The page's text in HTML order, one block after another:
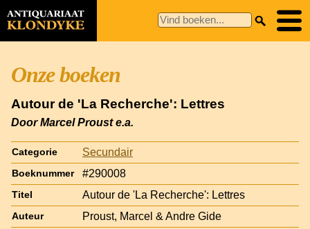
Onze boeken
Autour de 'La Recherche': Lettres
Door Marcel Proust e.a.
Categorie Secundair
Boeknummer #290008
Titel Autour de 'La Recherche': Lettres
Auteur Proust, Marcel & Andre Gide